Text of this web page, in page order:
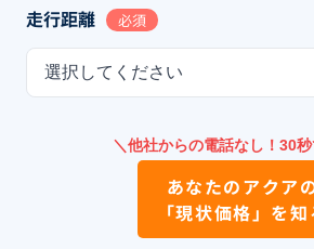
走行距離 必須
選択してください
＼他社からの電話なし！30
あなたのアクア
「現状価格」を知